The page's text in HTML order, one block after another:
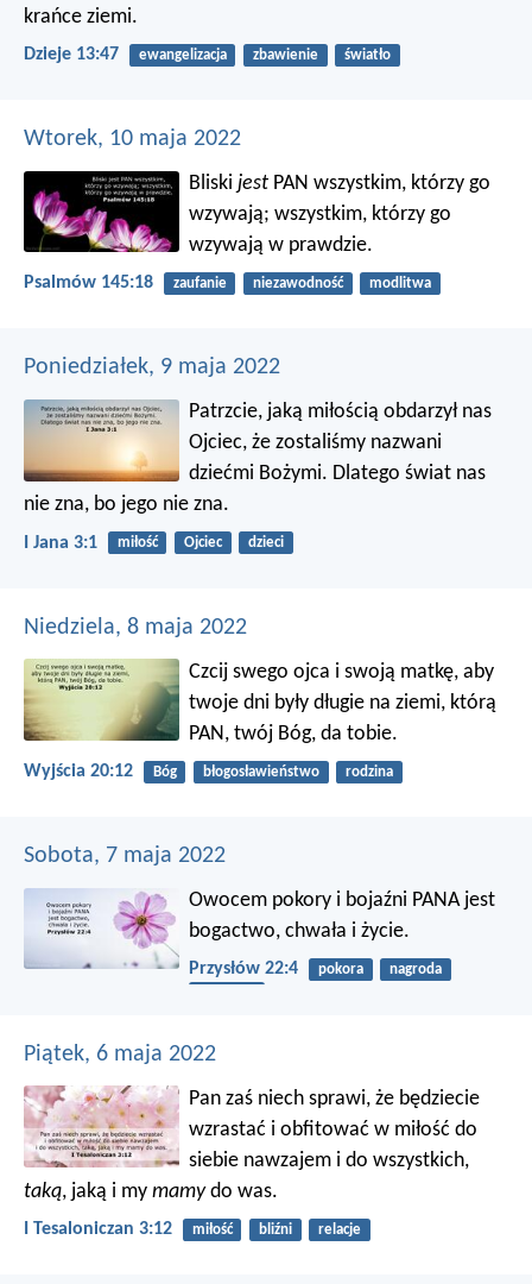
krańce ziemi.
Dzieje 13:47 ewangelizacja zbawienie światło
Wtorek, 10 maja 2022
Bliskijest PAN wszystkim, którzy go
wzywają; wszystkim, którzy go
wzywają w prawdzie.
Psalmów 145:18 zaufanie niezawodność modlitwa
Poniedziałek, 9 maja 2022
Patrzcie, jaką miłością obdarzył nas
Ojciec, że zostaliśmy nazwani
dziećmi Bożymi. Dlatego świat nas
nie zna, bo jego nie zna.
I Jana 3:1 miłość Ojciec dzieci
Niedziela, 8 maja 2022
Czcij swego ojca i swoją matkę, aby
twoje dni były długie na ziemi, którą
PAN, twój Bóg, da tobie.
Wyjścia 20:12 Bóg błogosławieństwo rodzina
Sobota, 7 maja 2022
Owocem pokory i bojaźni PANAjest
bogactwo, chwała i życie.
Przysłów 22:4 pokora
nagroda
Piątek, 6 maja 2022
Pan zaś niech sprawi, że będziecie
wzrastać i obfitować w miłość do
siebie nawzajem i do wszystkich,
taką, jaką i my mamydo was.
I Tesaloniczan 3:12 miłość bliźni relacje